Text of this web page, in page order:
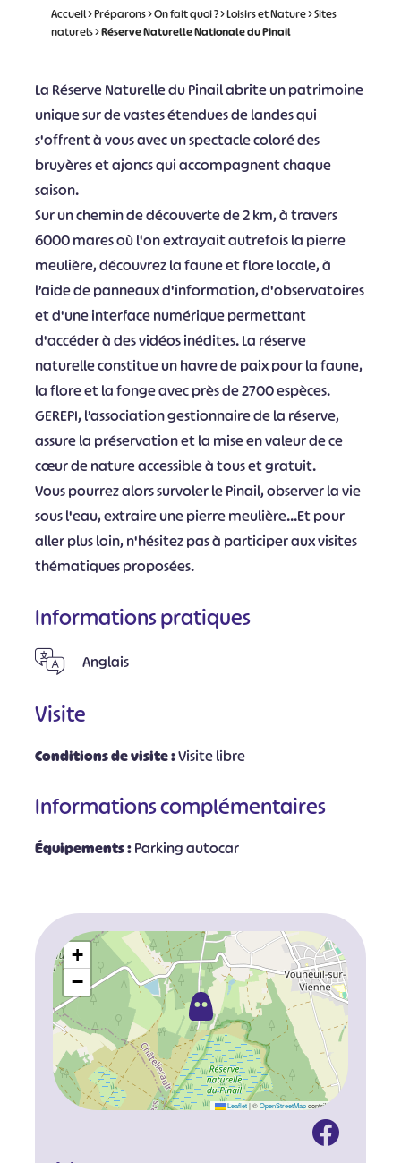
Accueil>Préparons>On fait quoi ?>Loisirs et Nature>Sites
naturels>Réserve Naturelle Nationale du Pinail
La Réserve Naturelle du Pinail abrite un patrimoine
unique sur de vastes étendues de landes qui
s'offrent à vous avec un spectacle coloré des
bruyères et ajoncs qui accompagnent chaque
saison.
Sur un chemin de découverte de 2 km, à travers
6000 mares où l'on extrayait autrefois la pierre
meulière, découvrez la faune et flore locale, à
l’aide de panneaux d'information, d'observatoires
et d'une interface numérique permettant
d'accéder à des vidéos inédites. La réserve
naturelle constitue un havre de paix pour la faune,
la flore et la fonge avec près de 2700 espèces.
GEREPI, l’association gestionnaire de la réserve,
assure la préservation et la mise en valeur de ce
cœur de nature accessible à tous et gratuit.
Vous pourrez alors survoler le Pinail, observer la vie
sous l'eau, extraire une pierre meulière…Et pour
aller plus loin, n'hésitez pas à participer aux visites
thématiques proposées.
Informations pratiques
Anglais
Visite
Conditions de visite :Visite libre
Informations complémentaires
Équipements :Parking autocar
+
−
Leaflet |©OpenStreetMapcontributors